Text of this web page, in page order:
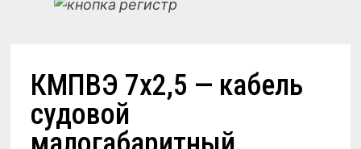
КМПВЭ 7х2,5 — кабель
судовой